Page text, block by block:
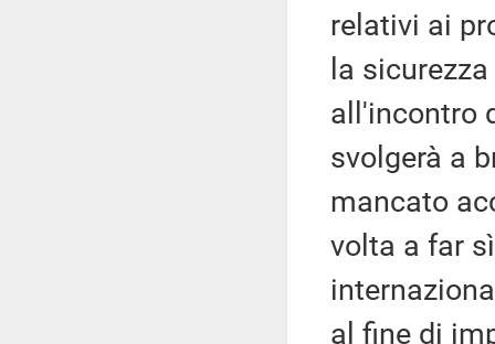
relativi ai
la
all'incontro
svolgerà a
mancato
volta a far
al fine di